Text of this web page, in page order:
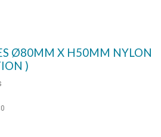
Ø80MM X H50MM NYLON
)